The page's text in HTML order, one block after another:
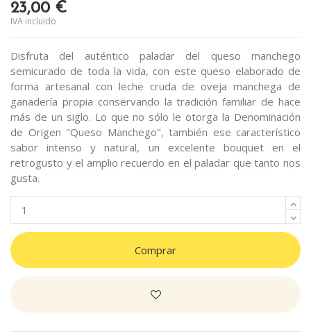
23,00 €
IVA incluido
Disfruta del auténtico paladar del queso manchego
semicurado de toda la vida, con este queso elaborado de
forma artesanal con leche cruda de oveja manchega de
ganadería propia conservando la tradición familiar de hace
más de un siglo. Lo que no sólo le otorga la Denominación
de Origen "Queso Manchego", también ese característico
sabor intenso y natural, un excelente bouquet en el
retrogusto y el amplio recuerdo en el paladar que tanto nos
gusta.
Comprar